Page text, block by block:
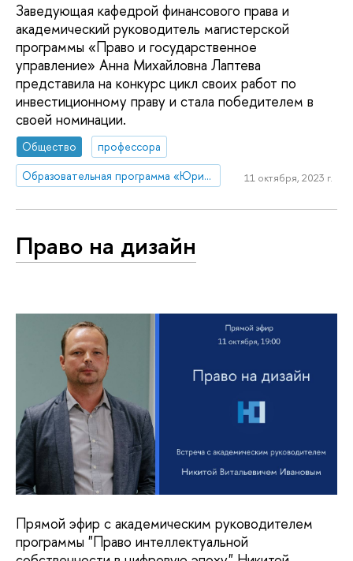
Заведующая кафедрой финансового права и
академический руководитель магистерской
программы «Право и государственное
управление» Анна Михайловна Лаптева
представила на конкурс цикл своих работ по
инвестиционному праву и стала победителем в
своей номинации.
Общество
профессора
Образовательная программа «Юриспруденция»
11 октября, 2023 г.
Право на дизайн
Прямой эфир с академическим руководителем
программы "Право интеллектуальной